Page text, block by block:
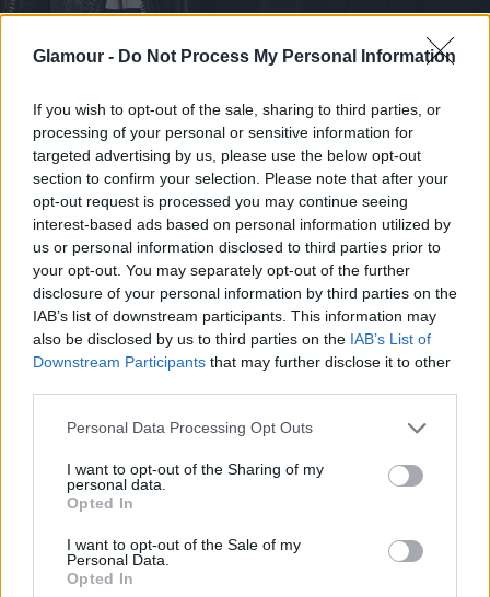
Glamour - Do Not Process My Personal Information
If you wish to opt-out of the sale, sharing to third parties, or
processing of your personal or sensitive information for
targeted advertising by us, please use the below opt-out
section to confirm your selection. Please note that after your
opt-out request is processed you may continue seeing
interest-based ads based on personal information utilized by
us or personal information disclosed to third parties prior to
your opt-out. You may separately opt-out of the further
disclosure of your personal information by third parties on the
IAB’s list of downstream participants. This information may
also be disclosed by us to third parties on the IAB’s List of
Downstream Participants that may further disclose it to other
Please note that this website/app uses one or more Google
not limited to your visit or usage behaviour. You may click to
grant or deny consent to Google and its third-party tags to
use your data for below specified purposes in below Google
consent section.
Personal Data Processing Opt Outs
I want to opt-out of the Sharing of my
personal data.
Opted In
I want to opt-out of the Sale of my
Personal Data.
Opted In
Dakota Johnson és Matthew Hitt 2014-ben, New Yorkban
Fotó:Bruce Glikas/Getty Images
Dakota Johnson és Chris
Martin 2017-2025
Dakota néhány hónap szinglilét után Chris
Bár eleinte próbálták titkolni, hogy több van köztük
barátságnál, 2017 végén megerősítették, hogy
megtettek annak érdekében, hogy megóvják a
kapcsolatukat a nyilvánosság elől, nagyon ritkán